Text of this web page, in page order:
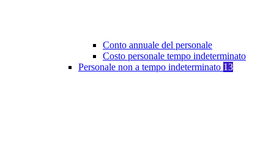
Conto annuale del personale
Costo personale tempo indeterminato
Personale non a tempo indeterminato 13